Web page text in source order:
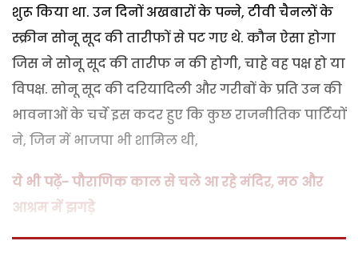
शुरू किया था. उन दिनों अखबारों के पन्ने, टीवी चैनलों के
स्क्रीन सोनू सूद की तारीफों से पट गए थे. कौन ऐसा होगा
जिस ने सोनू सूद की तारीफ न की होगी, चाहे वह पक्ष हो या
विपक्ष. सोनू सूद की दरियादिली और गरीबों के प्रति उन की
भावनाओं के चर्चे इस कदर हुए कि कुछ राजनीतिक पार्टियों
ने, जिन में भाजपा भी शामिल थी,
ये भी पढ़ें- पौराणिक काल से चले आ रहे मंदिर, मठ और
आश्रम में झगड़े